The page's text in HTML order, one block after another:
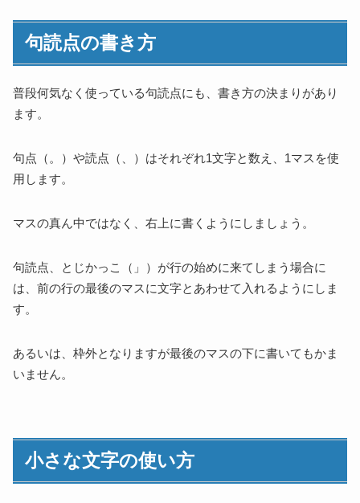
句読点の書き方
普段何気なく使っている句読点にも、書き方の決まりがあり
ます。
句点（。）や読点（、）はそれぞれ1文字と数え、1マスを使
用します。
マスの真ん中ではなく、右上に書くようにしましょう。
句読点、とじかっこ（」）が行の始めに来てしまう場合に
は、前の行の最後のマスに文字とあわせて入れるようにしま
す。
あるいは、枠外となりますが最後のマスの下に書いてもかま
いません。
小さな文字の使い方